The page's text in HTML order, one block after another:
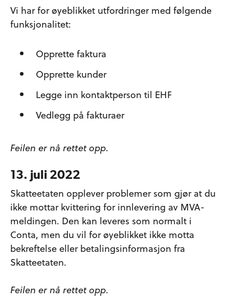
Vi har for øyeblikket utfordringer med følgende
funksjonalitet:
Opprette faktura
Opprette kunder
Legge inn kontaktperson til EHF
Vedlegg på fakturaer
Feilen er nå rettet opp.
13. juli 2022
Skatteetaten opplever problemer som gjør at du
ikke mottar kvittering for innlevering av MVA-
meldingen. Den kan leveres som normalt i
Conta, men du vil for øyeblikket ikke motta
bekreftelse eller betalingsinformasjon fra
Skatteetaten.
Feilen er nå rettet opp.